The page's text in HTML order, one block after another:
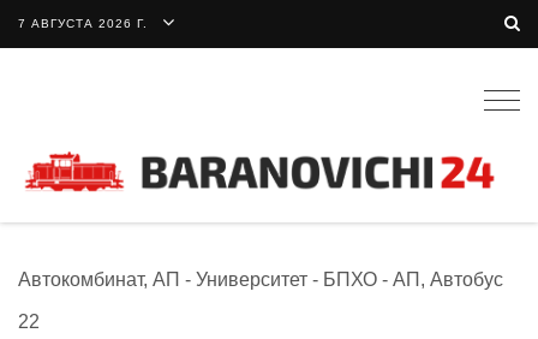
7 АВГУСТА 2026 Г.
Автокомбинат, АП - Университет - БПХО - АП, Автобус
22